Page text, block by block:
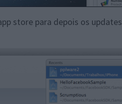
store para depois os